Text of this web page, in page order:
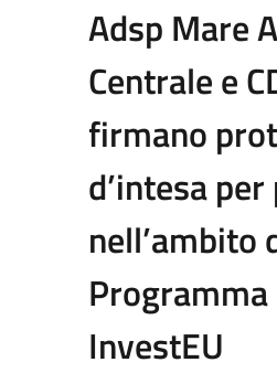
Adsp Mare
Centrale e
firmano
d’intesa
nell’ambito
Programma
InvestEU